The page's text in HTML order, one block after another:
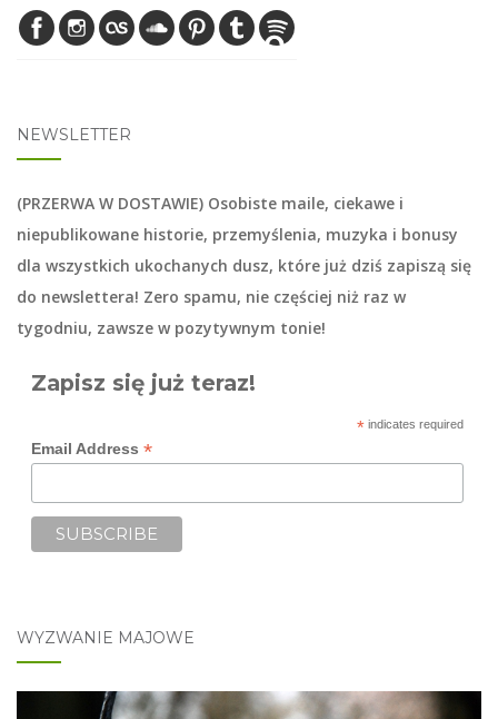
NEWSLETTER
(PRZERWA W DOSTAWIE) Osobiste maile, ciekawe i
niepublikowane historie, przemyślenia, muzyka i bonusy
dla wszystkich ukochanych dusz, które już dziś zapiszą się
do newslettera! Zero spamu, nie częściej niż raz w
tygodniu, zawsze w pozytywnym tonie!
Zapisz się już teraz!
*indicates required
Email Address *
WYZWANIE MAJOWE